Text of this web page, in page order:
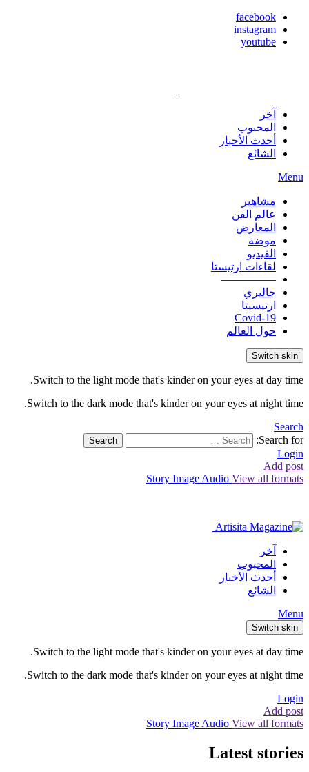
facebook
instagram
youtube
آخر
المحبوب
أحدث الأخبار
الشائع
Menu
مشاهير
عالم الفن
المعارض
موضة
الفيديو
لقاءات ارتيستا
—————
جاليري
ارتيسيتا
Covid-19
حول العالم
Switch skin
Switch to the light mode that's kinder on your eyes at day time.
Switch to the dark mode that's kinder on your eyes at night time.
Search
Search for:
Search
Login
Add post
Story Image Audio View all formats
آخر
المحبوب
أحدث الأخبار
الشائع
Menu
Switch skin
Switch to the light mode that's kinder on your eyes at day time.
Switch to the dark mode that's kinder on your eyes at night time.
Login
Add post
Story Image Audio View all formats
Latest stories